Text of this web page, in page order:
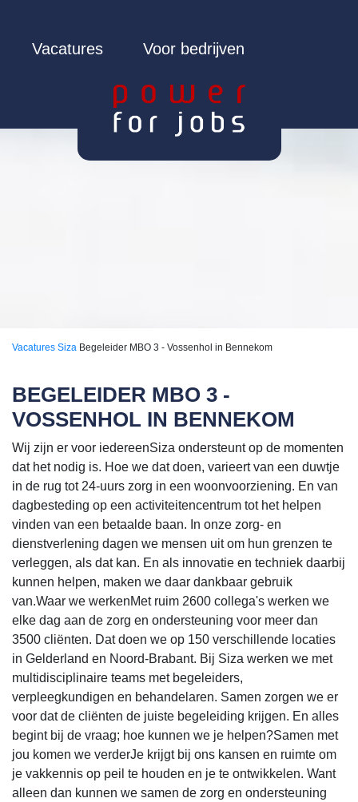
Vacatures Voor bedrijven
Vacatures Siza Begeleider MBO 3 - Vossenhol in Bennekom
BEGELEIDER MBO 3 -
VOSSENHOL IN BENNEKOM
Wij zijn er voor iedereenSiza ondersteunt op de momenten
dat het nodig is. Hoe we dat doen, varieert van een duwtje
in de rug tot 24-uurs zorg in een woonvoorziening. En van
dagbesteding op een activiteitencentrum tot het helpen
vinden van een betaalde baan. In onze zorg- en
dienstverlening dagen we mensen uit om hun grenzen te
verleggen, als dat kan. En als innovatie en techniek daarbij
kunnen helpen, maken we daar dankbaar gebruik
van.Waar we werkenMet ruim 2600 collega's werken we
elke dag aan de zorg en ondersteuning voor meer dan
3500 cliënten. Dat doen we op 150 verschillende locaties
in Gelderland en Noord-Brabant. Bij Siza werken we met
multidisciplinaire teams met begeleiders,
verpleegkundigen en behandelaren. Samen zorgen we er
voor dat de cliënten de juiste begeleiding krijgen. En alles
begint bij de vraag; hoe kunnen we je helpen?Samen met
jou komen we verderJe krijgt bij ons kansen en ruimte om
je vakkennis op peil te houden en je te ontwikkelen. Want
alleen dan kunnen we samen de zorg en ondersteuning